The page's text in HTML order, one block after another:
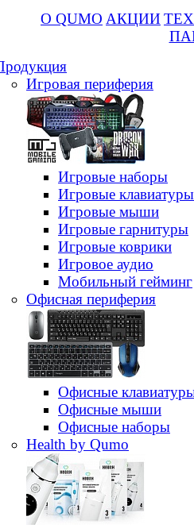
О QUMO АКЦИИ
Игровая периферия
Игровые наборы
Игровые клавиатуры
Игровые мыши
Игровые гарнитуры
Игровые коврики
Игровое аудио
Мобильный гейминг
Офисная периферия
Офисные
Офисные мыши
Офисные наборы
Health by Qumo